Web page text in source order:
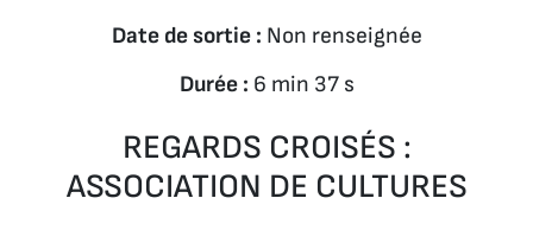
Date de sortie : Non renseignée
Durée : 6 min 37 s
REGARDS CROISÉS :
ASSOCIATION DE CULTURES